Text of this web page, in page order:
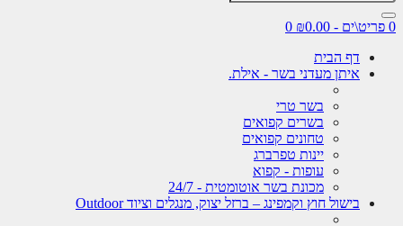
0
דף הבית
איתן מעדני בשר - אילת.
בשר טרי
בשרים קפואים
טחונים קפואים
יינות טפרברג
עופות - קפוא
מכונת בשר אוטומטית - 24/7
בישול חוץ וקמפינג – ברזל יצוק, מנגלים וציוד Outdoor